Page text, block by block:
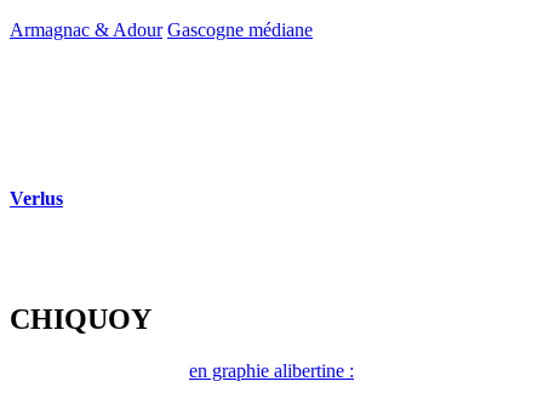
Armagnac & Adour Gascogne médiane
Verlus
CHIQUOY
en graphie alibertine :